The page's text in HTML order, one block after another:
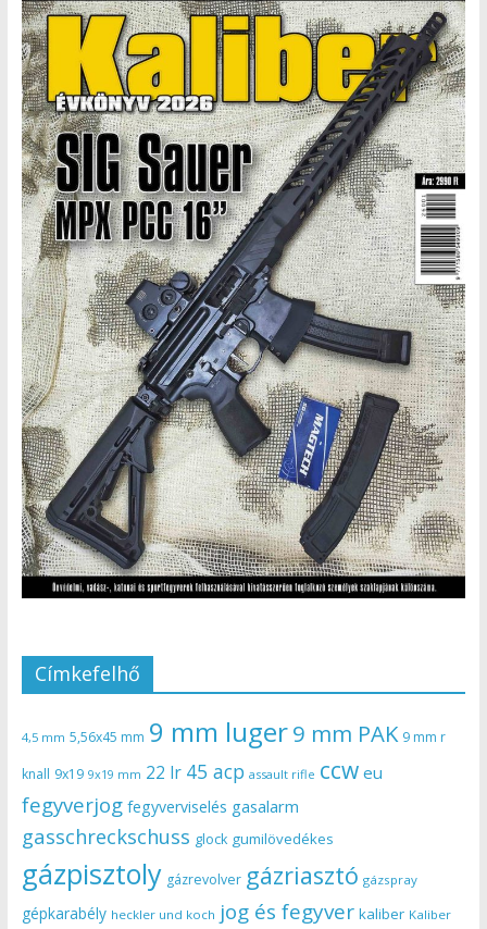
Címkefelhő
4,5 mm 5,56x45 mm 9 mm luger9 mm PAK 9 mm r
knall 9x19 9x19 mm 22 lr 45 acp assault rifle ccw eu
fegyverjog fegyverviselés gasalarm
gasschreckschuss glock gumilövedékes
gázpisztoly gázrevolver gázriasztó gázspray
gépkarabély heckler und koch jog és fegyver kaliber Kaliber